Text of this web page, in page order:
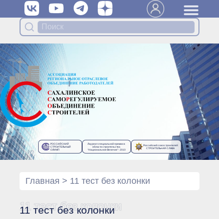
Органы управления Ассоциации
● Общее собрание членов
● Генеральный директор
Специализированные органы
● Контрольный комитет
● Дисциплинарный комитет
● Архив
Протоколы органов управления
органов
РОССИЙСКИЙ
СТРОИТЕЛЬНЫЙ
ОЛИМП
Лауреат специальной премии в
области строительства
“Национальное Величие”- 2010
Российский союз строителей
СТРОИТЕЛЬНАЯ СЛАВА
Главная > 11 тест без колонки
11 тест без колонки
11 тест без колонки